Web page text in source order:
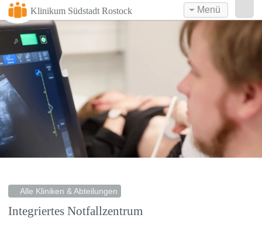
Klinikum Südstadt Rostock Menü
Alle Kliniken & Abteilungen
Integriertes Notfallzentrum